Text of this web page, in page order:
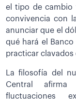
el tipo de cambio
convivencia con
anunciar que el
qué hará el
practicar clavados
La filosofía del
Central
fluctuaciones